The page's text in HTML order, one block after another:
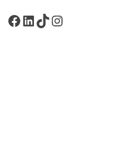
Facebook LinkedIn TikTok Instagram